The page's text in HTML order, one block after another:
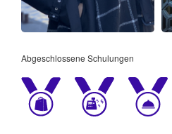
Abgeschlossene Schulungen